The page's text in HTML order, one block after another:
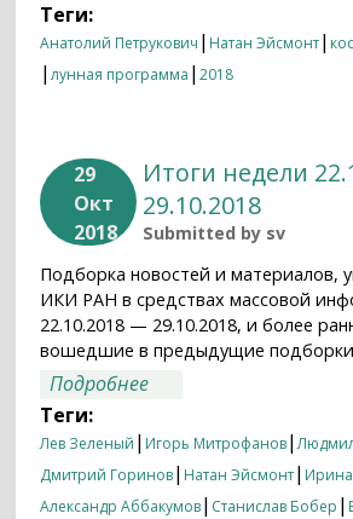
Теги:
Анатолий Петрукович | Натан Эйсмонт|
|лунная программа |2018
29
Окт
2018
Итоги недели
29.10.2018
Submitted by sv
Подборка новостей и материалов,
ИКИ РАН в средствах массовой
22.10.2018 — 29.10.2018, и более
вошедшие в предыдущие
Подробнее
Теги:
Лев Зеленый | Игорь Митрофанов|
Дмитрий Горинов| Натан Эйсмонт|
Александр Аббакумов| Станислав Бобер |